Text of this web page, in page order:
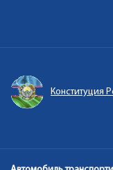
Конституция